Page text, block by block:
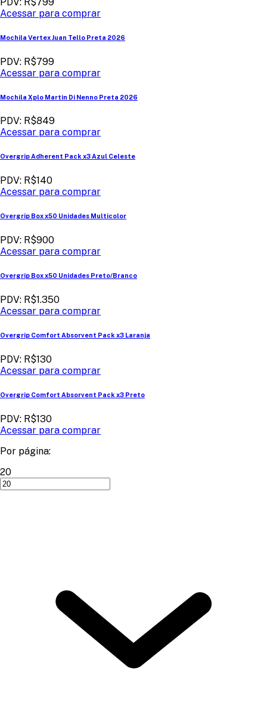
Acessar para comprar
Mochila Vertex Juan Tello Preta 2026
PDV: R$799
Acessar para comprar
Mochila Xplo Martin Di Nenno Preta 2026
PDV: R$849
Acessar para comprar
Overgrip Adherent Pack x3 Azul Celeste
PDV: R$140
Acessar para comprar
Overgrip Box x50 Unidades Multicolor
PDV: R$900
Acessar para comprar
Overgrip Box x50 Unidades Preto/Branco
PDV: R$1.350
Acessar para comprar
Overgrip Comfort Absorvent Pack x3 Laranja
PDV: R$130
Acessar para comprar
Overgrip Comfort Absorvent Pack x3 Preto
PDV: R$130
Acessar para comprar
Por página:
20